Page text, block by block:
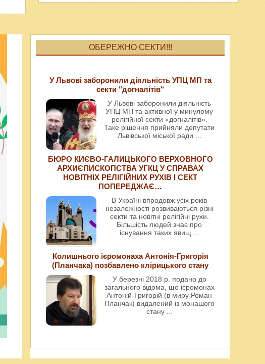
ОБЕРЕЖНО СЕКТИ!!!
У Львові заборонили діяльність УПЦ МП та
секти "догналітів"
У Львові заборонили діяльність
УПЦ МП та активної у минулому
релігійної секти «догналітів».
Таке рішення прийняли депутати
Львівської міської ради ...
БЮРО КИЄВО-ГАЛИЦЬКОГО ВЕРХОВНОГО
АРХИЄПИСКОПСТВА УГКЦ У СПРАВАХ
НОВІТНІХ РЕЛІГІЙНИХ РУХІВ І СЕКТ
ПОПЕРЕДЖАЄ…
В Україні впродовж усіх років
незалежності розвиваються різні
секти та новітні релігійні рухи.
Більшість людей знає про
існування таких явищ ...
Колишнього ієромонаха Антонія-Григорія
(Планчака) позбавлено клірицького стану
У березні 2018 р. подано до
загального відома, що ієромонах
Антоній-Григорій (в миру Роман
Планчак) видалений із монашого
стану ...